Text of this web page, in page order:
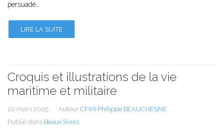
persuadé…
LIRE LA SUITE
Croquis et illustrations de la vie
maritime et militaire
10 mars 2025 Auteur CF(H) Philippe BEAUCHESNE
Publié dans Beaux livres